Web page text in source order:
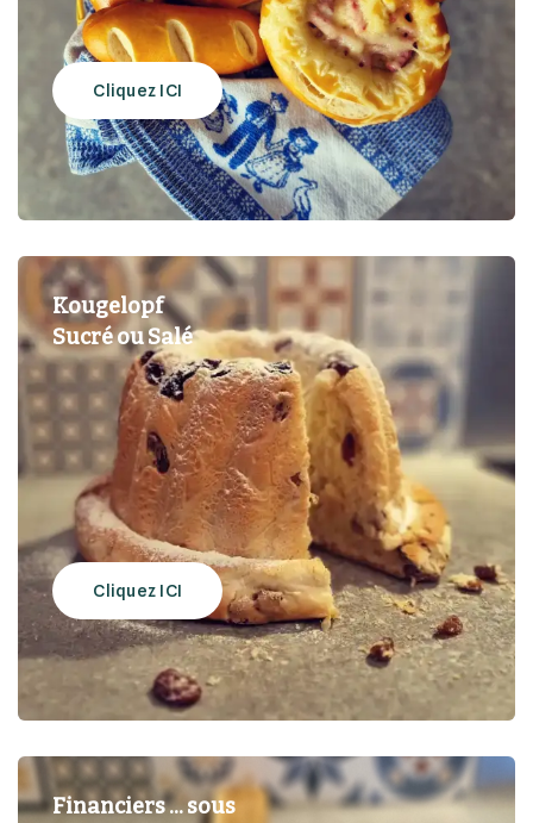
Cliquez ICI
Kougelopf
Sucré ou Salé
Cliquez ICI
Financiers … sous